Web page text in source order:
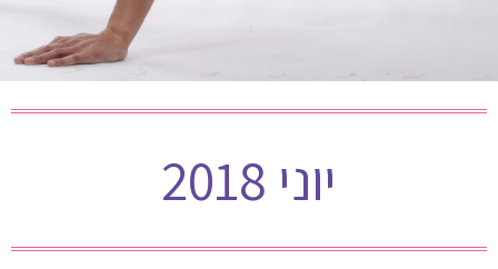
יוני 2018